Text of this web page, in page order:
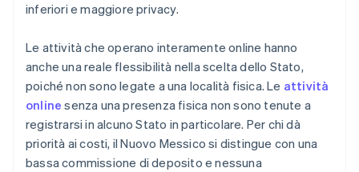
inferiori e maggiore privacy.
Le attività che operano interamente online hanno
anche una reale flessibilità nella scelta dello Stato,
poiché non sono legate a una località fisica. Le attività
online senza una presenza fisica non sono tenute a
registrarsi in alcuno Stato in particolare. Per chi dà
priorità ai costi, il Nuovo Messico si distingue con una
bassa commissione di deposito e nessuna